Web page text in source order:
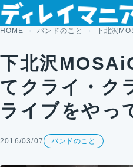
コンテンツへスキップ
HOME バンドのこと 下北沢
下北沢
てクライ・ク
ライブをやっ
2016/03/07 バンドのこと